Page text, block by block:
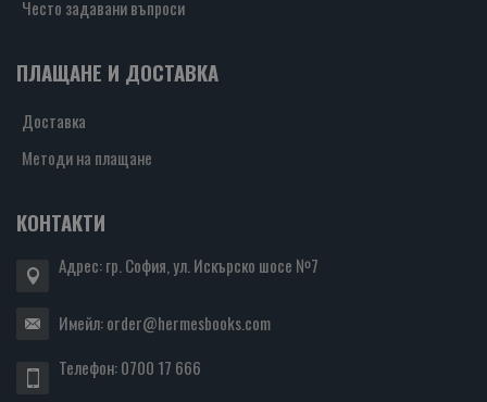
Често задавани въпроси
ПЛАЩАНЕ И ДОСТАВКА
Доставка
Методи на плащане
КОНТАКТИ
Адрес: гр. София, ул. Искърско шосе №7
Имейл:order@hermesbooks.com
Телефон:0700 17 666